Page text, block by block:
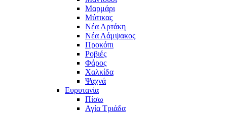
Μαρμάρι
Μύτικας
Νέα Αρτάκη
Νέα Λάμψακος
Προκόπι
Ροβιές
Φάρος
Χαλκίδα
Ψαχνά
Ευρυτανία
Πίσω
Αγία Τριάδα